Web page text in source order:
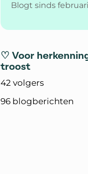
Blogt sinds
♡ Voor
troost
42 volgers
96 blogberichten